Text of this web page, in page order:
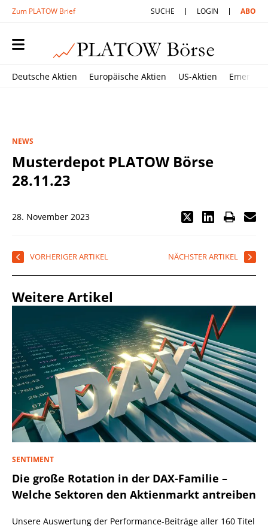
Zum PLATOW Brief SUCHE LOGIN ABO
Deutsche Aktien Europäische Aktien US-Aktien
NEWS
Musterdepot PLATOW Börse
28.11.23
28. November 2023
VORHERIGER ARTIKEL NÄCHSTER ARTIKEL
Weitere Artikel
SENTIMENT
Die große Rotation in der DAX-Familie –
Welche Sektoren den Aktienmarkt antreiben
Unsere Auswertung der Performance-Beiträge aller 160 Titel